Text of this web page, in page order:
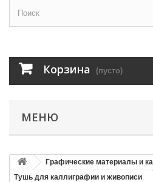
Корзина (пусто)
МЕНЮ
Графические материалы и
Тушь для каллиграфии и живописи